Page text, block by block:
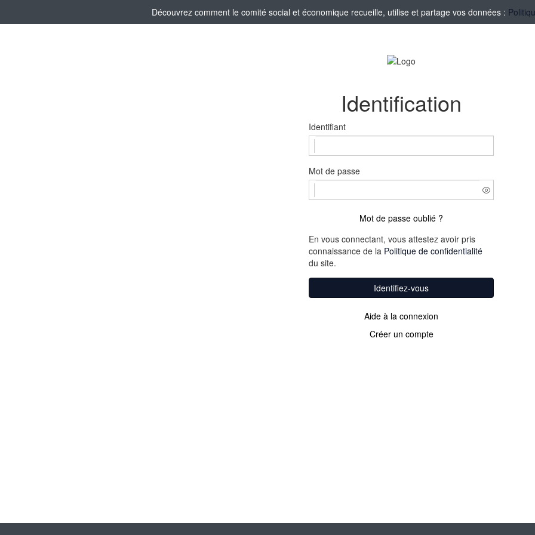
Découvrez comment le comité social et économique recueille, utilise et partage vos données :
Identification
Identifiant
Mot de passe
Mot de passe oublié ?
En vous connectant, vous attestez avoir pris
connaissance de la Politique de confidentialité
du site.
Identifiez-vous
Aide à la connexion
Créer un compte